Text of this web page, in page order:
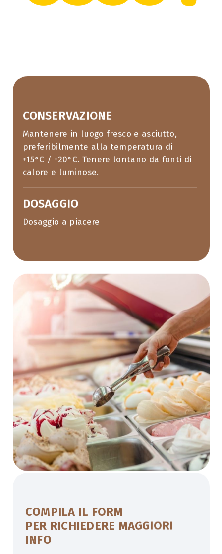
CONSERVAZIONE
Mantenere in luogo fresco e asciutto,
preferibilmente alla temperatura di
+15°C / +20°C. Tenere lontano da fonti di
calore e luminose.
DOSAGGIO
Dosaggio a piacere
COMPILA IL FORM
PER RICHIEDERE MAGGIORI
INFO